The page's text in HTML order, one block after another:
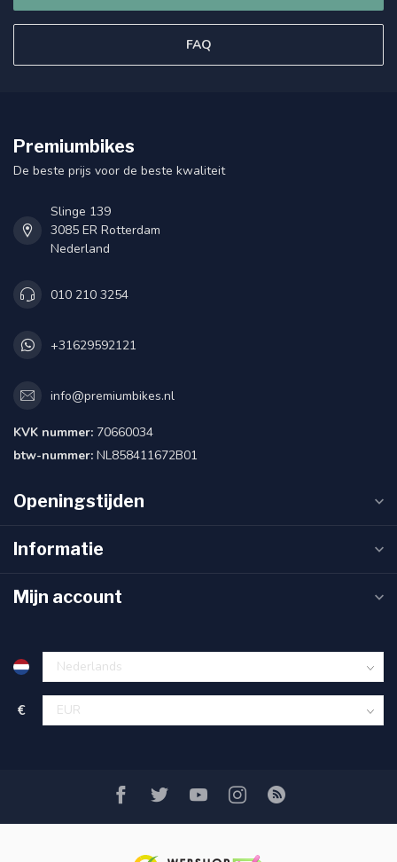
FAQ
Premiumbikes
De beste prijs voor de beste kwaliteit
Slinge 139
3085 ER Rotterdam
Nederland
010 210 3254
+31629592121
info@premiumbikes.nl
KVK nummer: 70660034
btw-nummer: NL858411672B01
Openingstijden
Informatie
Mijn account
€